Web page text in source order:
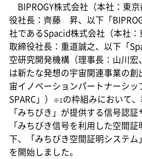
BIPROGY株式会社（本社：東
役社長：齊藤 昇、以下「
社であるSpacid株式会社（本社
取締役社長：重道誠之、以下「
空研究開発機構（理事長：山川宏
は新たな発想の宇宙関連事業の創
宙イノベーションパートナーシッ
SPARC」）
※1 の枠組みにおいて
「みちびき」が提供する信号認証
「みちびき信号を利用した空間
下、「みちびき空間証明システ
を開始しました。